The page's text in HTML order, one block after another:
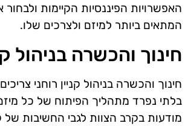
האפשרויות הפיננסיות הקיימות
המתאים ביותר למיזם ולצרכים שלו.
חינוך והכשרה בניהול
חינוך והכשרה בניהול קניין רוחני
מודעות בקרב הצוות לגבי החשיבות של